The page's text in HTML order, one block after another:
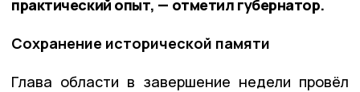
практический опыт, — отметил губернатор.
Сохранение исторической памяти
Глава области в завершение недели провёл